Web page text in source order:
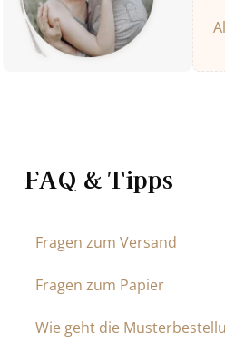
FAQ & Tipps
Fragen zum Versand
Fragen zum Papier
Wie geht die